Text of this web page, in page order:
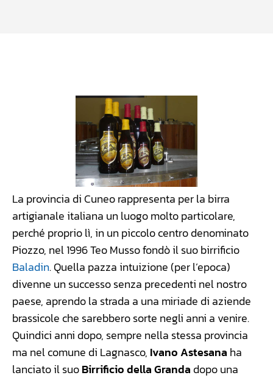
La provincia di Cuneo rappresenta per la birra
artigianale italiana un luogo molto particolare,
perché proprio lì, in un piccolo centro denominato
Piozzo, nel 1996 Teo Musso fondò il suo birrificio
Baladin. Quella pazza intuizione (per l’epoca)
divenne un successo senza precedenti nel nostro
paese, aprendo la strada a una miriade di aziende
brassicole che sarebbero sorte negli anni a venire.
Quindici anni dopo, sempre nella stessa provincia
ma nel comune di Lagnasco, Ivano Astesana ha
lanciato il suoBirrificio della Granda dopo una